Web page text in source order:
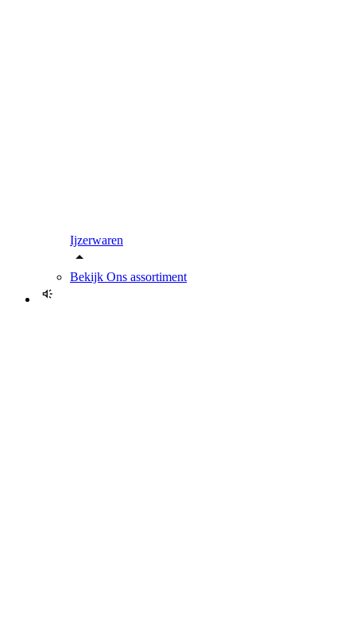
Ijzerwaren
Bekijk Ons assortiment